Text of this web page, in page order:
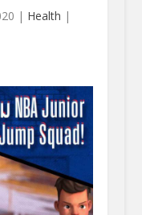
| Health |